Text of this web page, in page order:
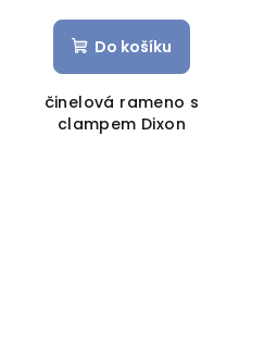
Do košíku
činelová rameno s
clampem Dixon